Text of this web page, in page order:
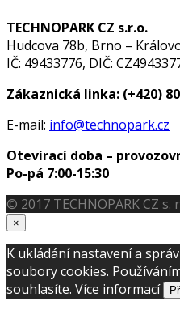
TECHNOPARK CZ s.r.o.
Hudcova 78b, Brno –
IČ: 49433776, DIČ:
Zákaznická linka: (+420)
E-mail: info@technopark.cz
Otevírací doba –
Po-pá 7:00-15:30
© 2017 TECHNOPARK CZ
×
K ukládání nastavení a
soubory cookies.
souhlasíte. Více informací